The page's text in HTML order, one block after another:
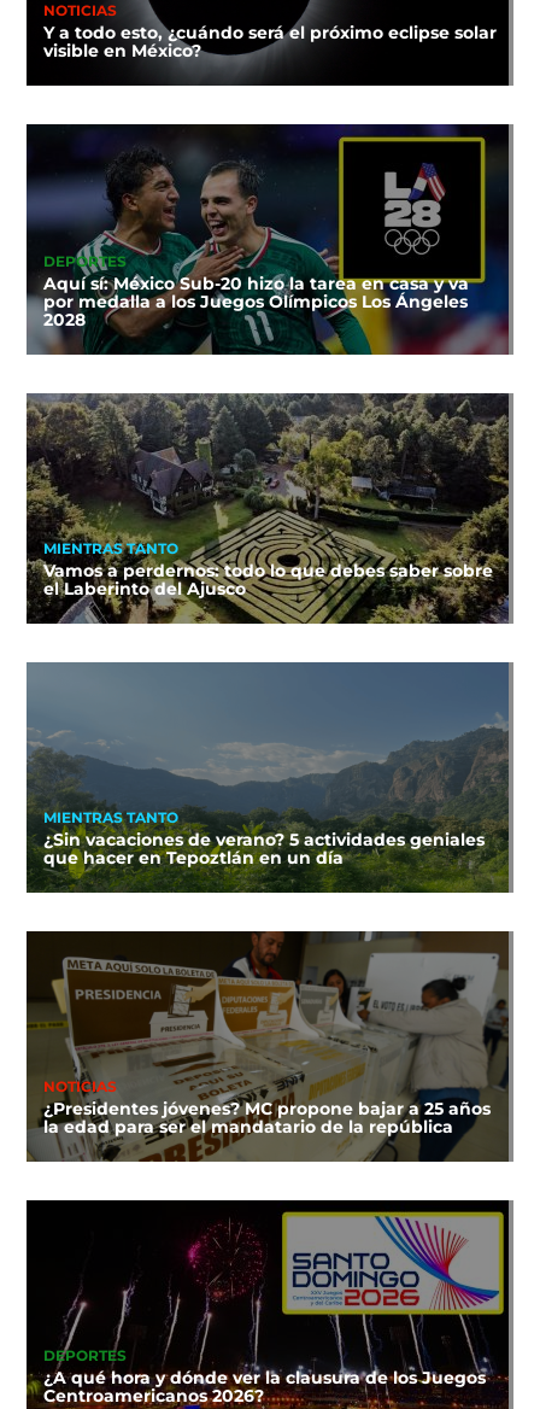
NOTICIAS
Y a todo esto, ¿cuándo será el próximo eclipse solar
visible en México?
DEPORTES
Aquí sí: México Sub-20 hizo la tarea en casa y va
por medalla a los Juegos Olímpicos Los Ángeles
2028
MIENTRAS TANTO
Vamos a perdernos: todo lo que debes saber sobre
el Laberinto del Ajusco
MIENTRAS TANTO
¿Sin vacaciones de verano? 5 actividades geniales
que hacer en Tepoztlán en un día
NOTICIAS
¿Presidentes jóvenes? MC propone bajar a 25 años
la edad para ser el mandatario de la república
DEPORTES
¿A qué hora y dónde ver la clausura de los Juegos
Centroamericanos 2026?